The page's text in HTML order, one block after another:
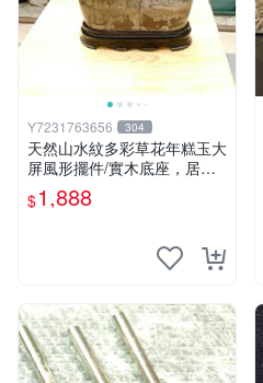
Y7231763656 304
天然山水紋多彩草花年糕玉大
屏風形擺件/實木底座，居家
藝術擺件超好看，珍藏品便宜
出清，重約2650公克，只有
$1,888